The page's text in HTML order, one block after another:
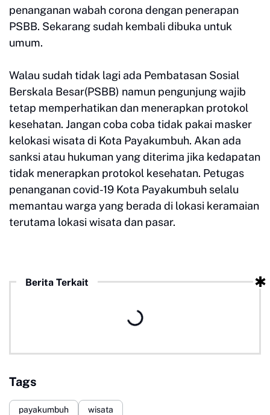
penanganan wabah corona dengan penerapan
PSBB. Sekarang sudah kembali dibuka untuk
umum.
Walau sudah tidak lagi ada Pembatasan Sosial
Berskala Besar(PSBB) namun pengunjung wajib
tetap memperhatikan dan menerapkan protokol
kesehatan. Jangan coba coba tidak pakai masker
kelokasi wisata di Kota Payakumbuh. Akan ada
sanksi atau hukuman yang diterima jika kedapatan
tidak menerapkan protokol kesehatan. Petugas
penanganan covid-19 Kota Payakumbuh selalu
memantau warga yang berada di lokasi keramaian
terutama lokasi wisata dan pasar.
Berita Terkait
Tags
payakumbuh wisata